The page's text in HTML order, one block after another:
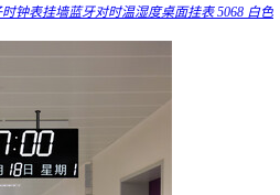
钟表挂墙蓝牙对时温湿度桌面挂表 5068 白色